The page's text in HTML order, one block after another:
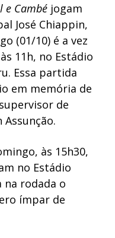
e Cambé jogam
José Chiappin,
(01/10) é a vez
11h, no Estádio
Essa partida
em memória de
de
às 15h30,
no Estádio
na rodada o
ímpar de